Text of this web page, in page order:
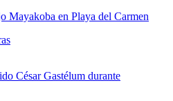
Mayakoba en Playa del Carmen
César Gastélum durante